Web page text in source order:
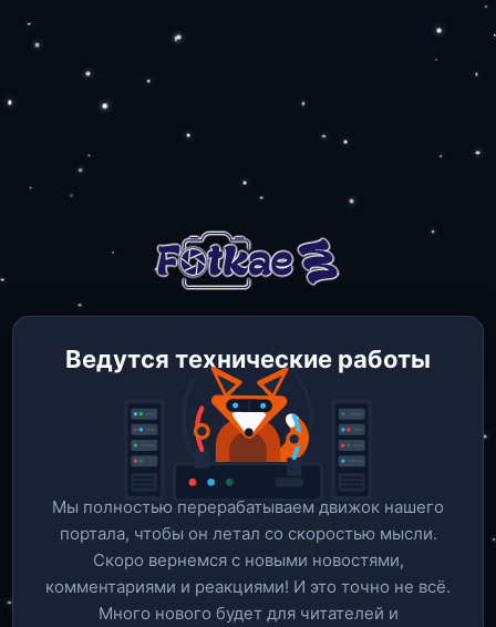
Ведутся технические работы
Мы полностью перерабатываем движок нашего
портала, чтобы он летал со скоростью мысли.
Скоро вернемся c новыми новостями,
комментариями и реакциями! И это точно не всё.
Много нового будет для читателей и